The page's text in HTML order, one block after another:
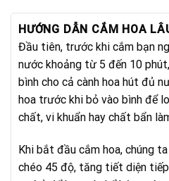
HƯỚNG DẪN CẮM HOA
Đầu tiên, trước khi cắm bạn
nước khoảng từ 5 đến 10
bình cho cả cành hoa hút đủ
hoa trước khi bỏ vào bình để
chất, vi khuẩn hay chất bẩn
Khi bắt đầu cắm hoa, chúng
chéo 45 độ, tăng tiết diện